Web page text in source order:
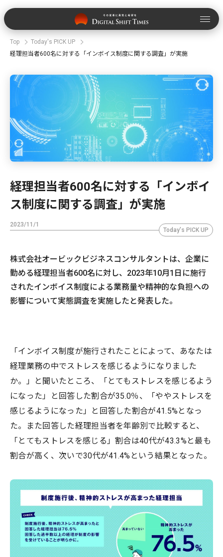
Top
Today's PICK UP
経理担当者600名に対する「インボイス制度に関する調査」が実施
経理担当者600名に対する「インボイ
ス制度に関する調査」が実施
2023/11/1
Today's PICK UP
株式会社オービックビジネスコンサルタントは、企業に
勤める経理担当者600名に対し、2023年10月1日に施行
されたインボイス制度による業務量や精神的な負担への
影響について実態調査を実施したと発表した。
「インボイス制度が施行されたことによって、あなたは
経理業務の中でストレスを感じるようになりました
か。」と聞いたところ、「とてもストレスを感じるよう
になった」と回答した割合が35.0％、「ややストレスを
感じるようになった」と回答した割合が41.5%となっ
た。また回答した経理担当者を年齢別で比較すると、
「とてもストレスを感じる」割合は40代が43.3%と最も
割合が高く、次いで30代が41.4%という結果となった。